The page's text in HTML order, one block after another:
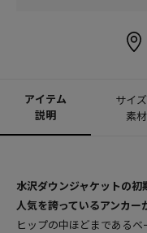
アイテム
説明
サイズ
素材
水沢ダウンジャケットの
人気を誇っているアンカー
ヒップの中ほどまである